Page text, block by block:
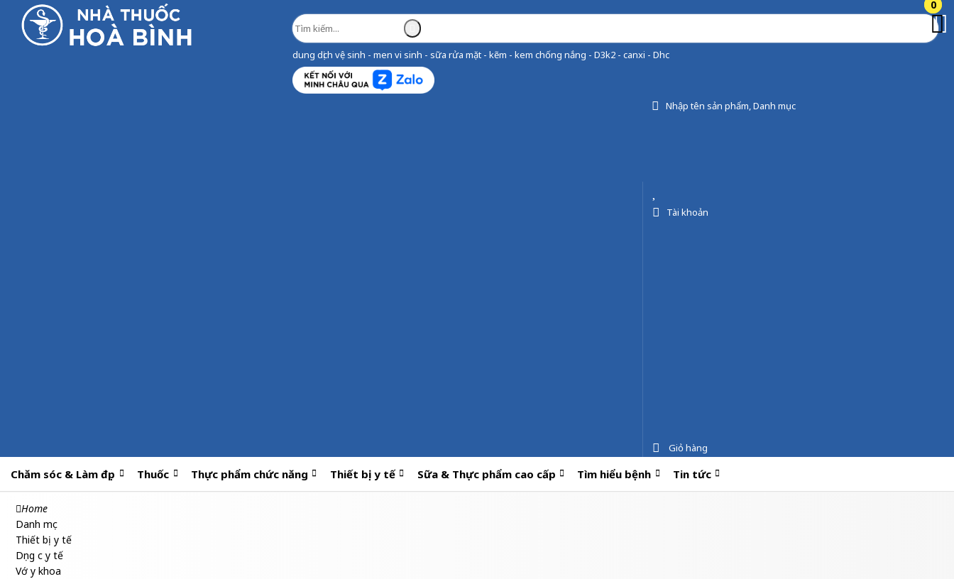
dung dịch vệ sinh - men vi sinh - sữa rửa mặt - kẽm - kem chống nắng - D3k2 - canxi - Dhc
Nhập tên sản phẩm, Danh mục
0
Tài khoản
0
Giỏ hàng
Chăm sóc & Làm đẹp Thuốc Thực phẩm chức năng Thiết bị y tế Sữa & Thực phẩm cao cấp Tìm hiểu bệnh Tin tức
Home
Danh mục
Thiết bị y tế
Dụng cụ y tế
Vớ y khoa